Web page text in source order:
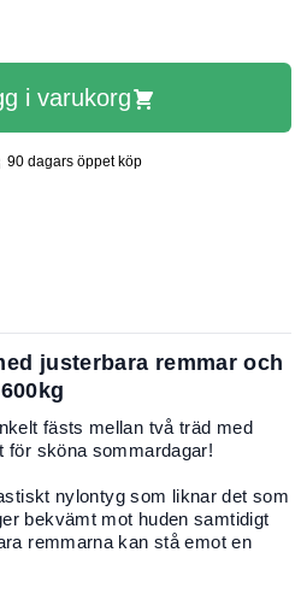
i varukorg
90 dagars öppet köp
justerbara remmar och
fästs mellan två träd med
för sköna sommardagar!
nylontyg som liknar det som
bekvämt mot huden samtidigt
remmarna kan stå emot en